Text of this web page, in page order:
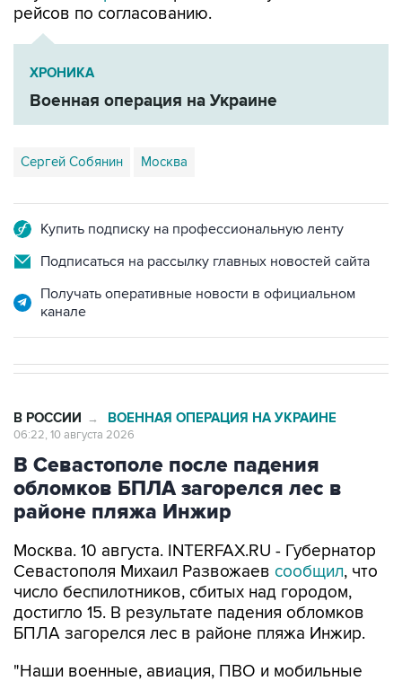
ХРОНИКА
Военная операция на Украине
Сергей Собянин Москва
Подписаться на рассылку главных новостей сайта
Получать оперативные новости в официальном
В Севастополе после падения
обломков БПЛА загорелся лес в
районе пляжа Инжир
Москва. 10 августа. INTERFAX.RU - Губернатор
число беспилотников, сбитых над городом,
достигло 15. В результате падения обломков
БПЛА загорелся лес в районе пляжа Инжир.
"Наши военные, авиация, ПВО и мобильные
БПЛА. Преимущественно над морем и на